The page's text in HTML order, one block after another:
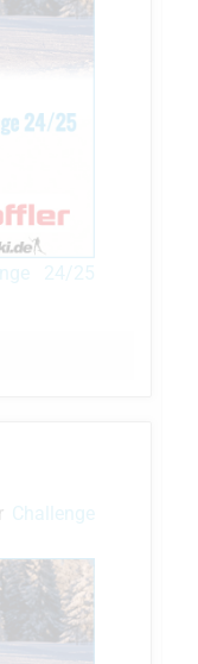
24/25
Challenge